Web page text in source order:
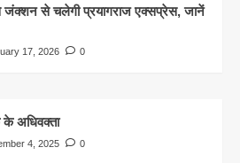
जंक्शन से चलेगी प्रयागराज एक्सप्रेस, जानें
17, 2026 0
के अधिवक्ता
4, 2025 0